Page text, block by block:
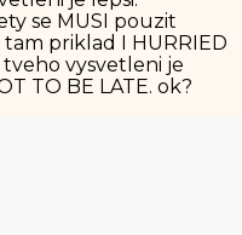
se MUSI pouzit
priklad I HURRIED
tveho vysvetleni je
TO BE LATE. ok?